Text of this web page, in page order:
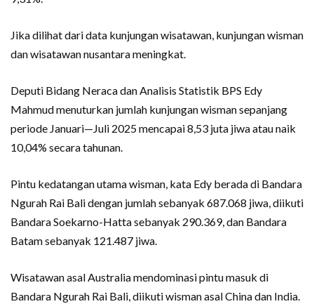
Jika dilihat dari data kunjungan wisatawan, kunjungan wisman
dan wisatawan nusantara meningkat.
Deputi Bidang Neraca dan Analisis Statistik BPS Edy
Mahmud menuturkan jumlah kunjungan wisman sepanjang
periode Januari—Juli 2025 mencapai 8,53 juta jiwa atau naik
10,04% secara tahunan.
Pintu kedatangan utama wisman, kata Edy berada di Bandara
Ngurah Rai Bali dengan jumlah sebanyak 687.068 jiwa, diikuti
Bandara Soekarno-Hatta sebanyak 290.369, dan Bandara
Batam sebanyak 121.487 jiwa.
Wisatawan asal Australia mendominasi pintu masuk di
Bandara Ngurah Rai Bali, diikuti wisman asal China dan India.